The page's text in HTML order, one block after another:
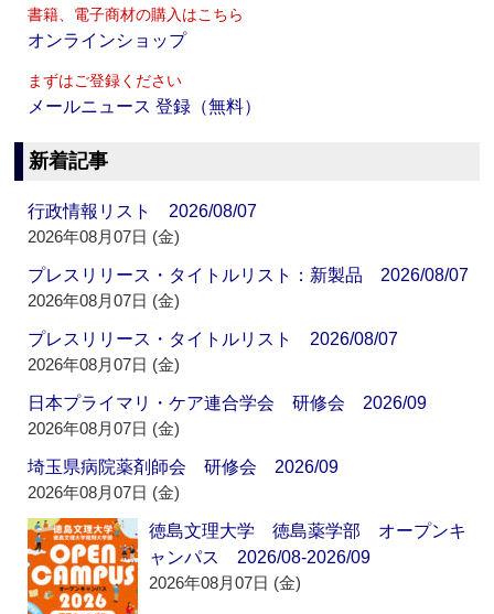
書籍、電子商材の購入はこちら
オンラインショップ
まずはご登録ください
メールニュース 登録（無料）
新着記事
行政情報リスト 2026/08/07
2026年08月07日 (金)
プレスリリース・タイトルリスト：新製品 2026/08/07
2026年08月07日 (金)
プレスリリース・タイトルリスト 2026/08/07
2026年08月07日 (金)
日本プライマリ・ケア連合学会 研修会 2026/09
2026年08月07日 (金)
埼玉県病院薬剤師会 研修会 2026/09
2026年08月07日 (金)
徳島文理大学 徳島薬学部 オープンキ
ャンパス 2026/08-2026/09
2026年08月07日 (金)